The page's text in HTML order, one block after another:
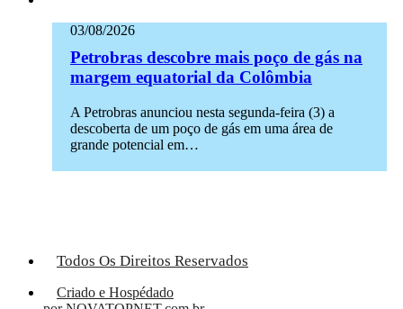
03/08/2026
Petrobras descobre mais poço de gás na
margem equatorial da Colômbia
A Petrobras anunciou nesta segunda-feira (3) a
descoberta de um poço de gás em uma área de
grande potencial em…
Todos Os Direitos Reservados
Criado e Hospédado